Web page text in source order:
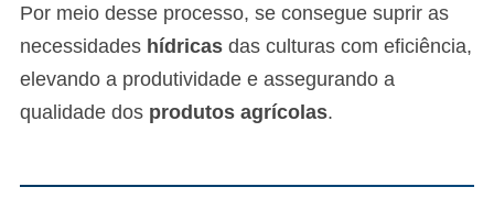
Por meio desse processo, se consegue suprir as
necessidades hídricas das culturas com eficiência,
elevando a produtividade e assegurando a
qualidade dos produtos agrícolas.